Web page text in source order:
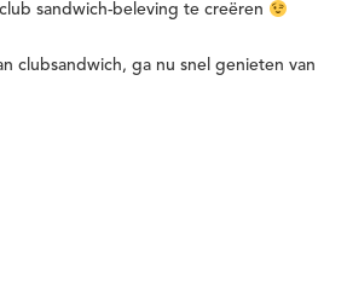
sandwich-beleving te creëren
clubsandwich, ga nu snel genieten van